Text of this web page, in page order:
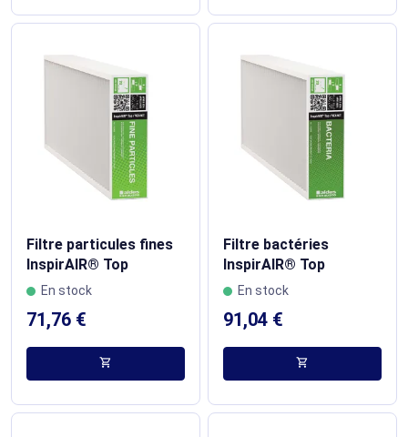
Filtre particules fines
InspirAIR® Top
En stock
71,76 €
shopping_cart
Filtre bactéries
InspirAIR® Top
En stock
91,04 €
shopping_cart